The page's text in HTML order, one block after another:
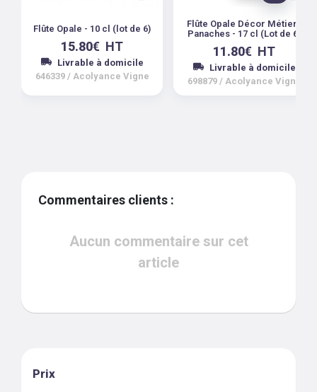
Flûte Opale - 10 cl (lot de 6)
15.80€ HT
Livrable à domicile
646339 / Acolyance Vigne
Flûte Opale Décor Métiers
Panaches - 17 cl (Lot de 6)
11.80€ HT
Livrable à domicile
698879 / Acolyance Vigne
Commentaires clients :
Aucun commentaire sur cet
article
Prix